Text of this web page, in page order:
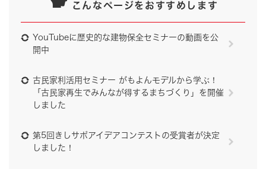
こんなページをおすすめします
YouTubeに歴史的な建物保全セミナーの動画を公
開中
古民家利活用セミナー がもよんモデルから学ぶ！
「古民家再生でみんなが得するまちづくり」を開催
しました
第5回きしサポアイデアコンテストの受賞者が決定
しました！